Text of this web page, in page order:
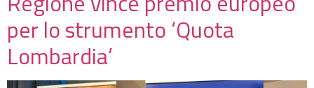
per lo strumento ‘Quota
Lombardia’